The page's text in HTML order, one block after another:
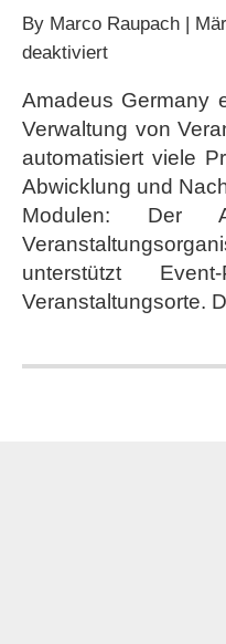
By Marco Raupach |
deaktiviertfür
Management
Suite
Eventorganisation
automatisieren
Amadeus Germany
Verwaltung von
automatisiert viele
Abwicklung und
Modulen: Der
unterstützt
Veranstaltungsorte.